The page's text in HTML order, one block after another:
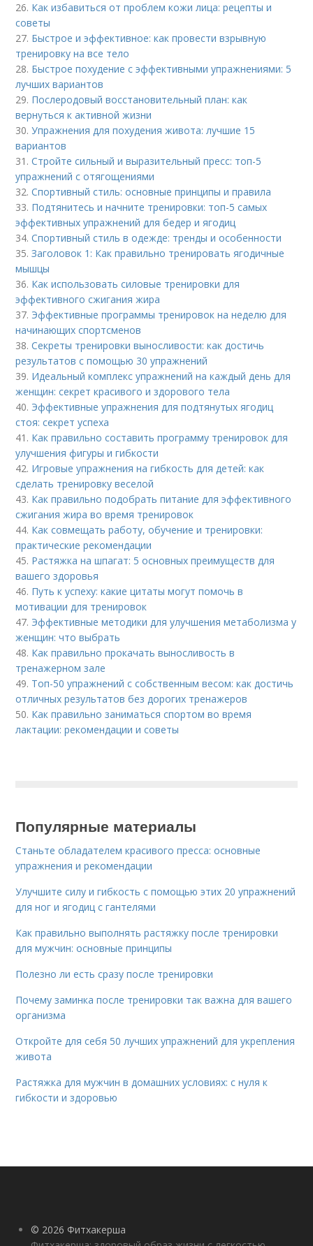
26. Как избавиться от проблем кожи лица: рецепты и
советы
27. Быстрое и эффективное: как провести взрывную
тренировку на все тело
28. Быстрое похудение с эффективными упражнениями: 5
лучших вариантов
29. Послеродовый восстановительный план: как
вернуться к активной жизни
30.Упражнения для похудения живота: лучшие 15
вариантов
31.Стройте сильный и выразительный пресс: топ-5
упражнений с отягощениями
32.Спортивный стиль: основные принципы и правила
33. Подтянитесь и начните тренировки: топ-5 самых
эффективных упражнений для бедер и ягодиц
34.Спортивный стиль в одежде: тренды и особенности
35.Заголовок 1: Как правильно тренировать ягодичные
мышцы
36. Как использовать силовые тренировки для
эффективного сжигания жира
37. Эффективные программы тренировок на неделю для
начинающих спортсменов
38.Секреты тренировки выносливости: как достичь
результатов с помощью 30 упражнений
39. Идеальный комплекс упражнений на каждый день для
женщин: секрет красивого и здорового тела
40. Эффективные упражнения для подтянутых ягодиц
стоя: секрет успеха
41. Как правильно составить программу тренировок для
улучшения фигуры и гибкости
42. Игровые упражнения на гибкость для детей: как
сделать тренировку веселой
43. Как правильно подобрать питание для эффективного
сжигания жира во время тренировок
44. Как совмещать работу, обучение и тренировки:
практические рекомендации
45. Растяжка на шпагат: 5 основных преимуществ для
вашего здоровья
46. Путь к успеху: какие цитаты могут помочь в
мотивации для тренировок
47. Эффективные методики для улучшения метаболизма у
женщин: что выбрать
48. Как правильно прокачать выносливость в
тренажерном зале
49. Топ-50 упражнений с собственным весом: как достичь
отличных результатов без дорогих тренажеров
50. Как правильно заниматься спортом во время
лактации: рекомендации и советы
Популярные материалы
Станьте обладателем красивого пресса: основные
упражнения и рекомендации
Улучшите силу и гибкость с помощью этих 20 упражнений
для ног и ягодиц с гантелями
Как правильно выполнять растяжку после тренировки
для мужчин: основные принципы
Полезно ли есть сразу после тренировки
Почему заминка после тренировки так важна для вашего
организма
Откройте для себя 50 лучших упражнений для укрепления
живота
Растяжка для мужчин в домашних условиях: с нуля к
гибкости и здоровью
© 2026 Фитхакерша